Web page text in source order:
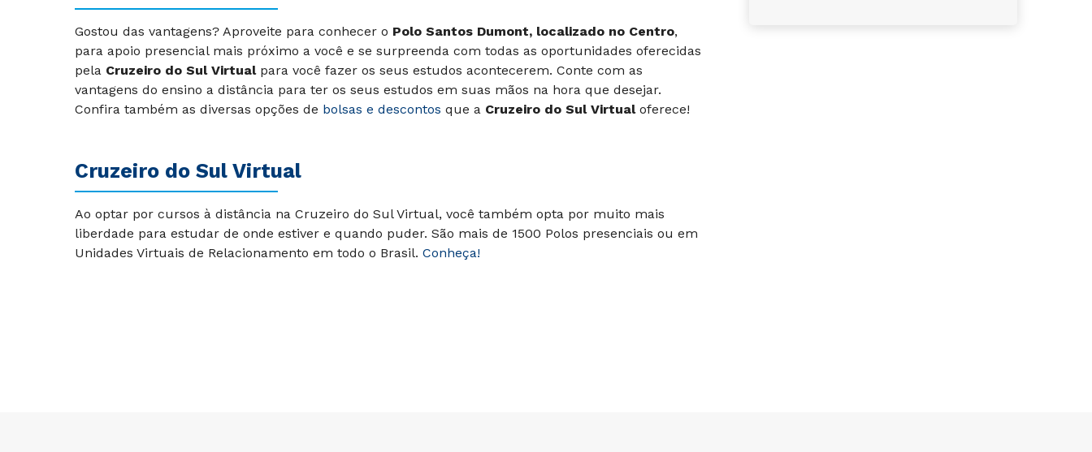
Gostou das vantagens? Aproveite para conhecer o Polo Santos Dumont, localizado no Centro,
para apoio presencial mais próximo a você e se surpreenda com todas as oportunidades oferecidas
pela Cruzeiro do Sul Virtualpara você fazer os seus estudos acontecerem. Conte com as
vantagens do ensino a distância para ter os seus estudos em suas mãos na hora que desejar.
Confira também as diversas opções de bolsas e descontos que a Cruzeiro do Sul Virtualoferece!
Cruzeiro do Sul Virtual
Ao optar por cursos à distância na Cruzeiro do Sul Virtual, você também opta por muito mais
liberdade para estudar de onde estiver e quando puder. São mais de 1500 Polos presenciais ou em
Unidades Virtuais de Relacionamento em todo o Brasil. Conheça!